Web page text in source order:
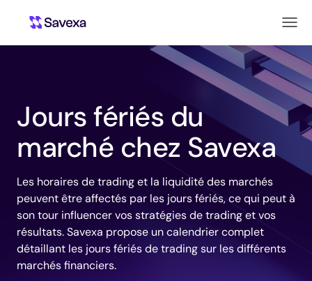
Jours fériés du
marché chez Savexa
Les horaires de trading et la liquidité des marchés
peuvent être affectés par les jours fériés, ce qui peut à
son tour influencer vos stratégies de trading et vos
résultats. Savexa propose un calendrier complet
détaillant les jours fériés de trading sur les différents
marchés financiers.